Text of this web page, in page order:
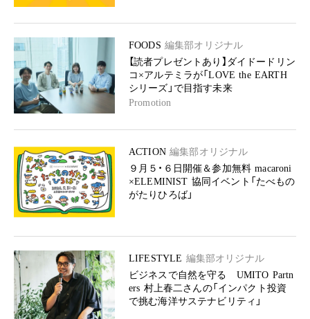
FOODS 編集部オリジナル
【読者プレゼントあり】ダイドードリン
コ×アルテミラが「LOVE the EARTH
シリーズ」で目指す未来
Promotion
ACTION 編集部オリジナル
９月５・６日開催＆参加無料 macaroni
×ELEMINIST 協同イベント「たべもの
がたりひろば」
LIFESTYLE 編集部オリジナル
ビジネスで自然を守る UMITO Partn
ers 村上春二さんの「インパクト投資
で挑む海洋サステナビリティ」